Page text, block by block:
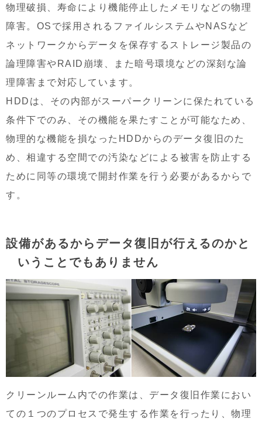
物理破損、寿命により機能停止したメモリなどの物理
障害。OSで採用されるファイルシステムやNASなど
ネットワークからデータを保存するストレージ製品の
論理障害やRAID崩壊、また暗号環境などの深刻な論
理障害まで対応しています。
HDDは、その内部がスーパークリーンに保たれている
条件下でのみ、その機能を果たすことが可能なため、
物理的な機能を損なったHDDからのデータ復旧のた
め、相違する空間での汚染などによる被害を防止する
ために同等の環境で開封作業を行う必要があるからで
す。
設備があるからデータ復旧が行えるのかと
いうことでもありません
クリーンルーム内での作業は、データ復旧作業におい
ての１つのプロセスで発生する作業を行ったり、物理